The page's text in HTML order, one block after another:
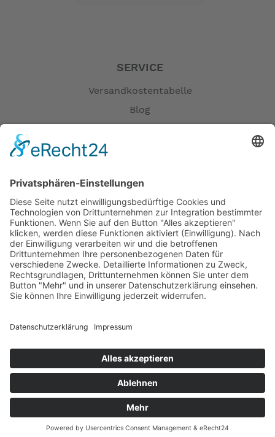
SERVICE
Versandkostentabelle
Blog
Öffnungszeiten
Versandpartner
Verfügbarkeiten
Zahlung und Versand
Datenschutz
Fernabsatz
Widerrufsrecht MS
Kontakt
Garantiefall
Batterieverordnung
Ergänzende Allgemeine Geschäftsbedingungen zum
easyCredit-Ratenkauf